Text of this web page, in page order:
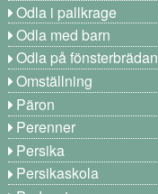
Odla i pallkrage
Odla med barn
Odla på fönsterbrädan
Omställning
Päron
Perenner
Persika
Persikaskola